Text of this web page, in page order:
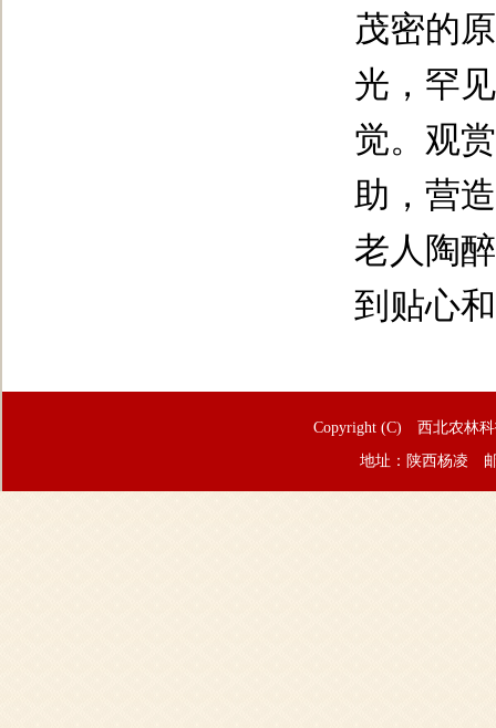
茂密的
光，罕
觉。观
助，营
老人陶
到贴心
Copyright (C) 西北农林
地址：陕西杨凌